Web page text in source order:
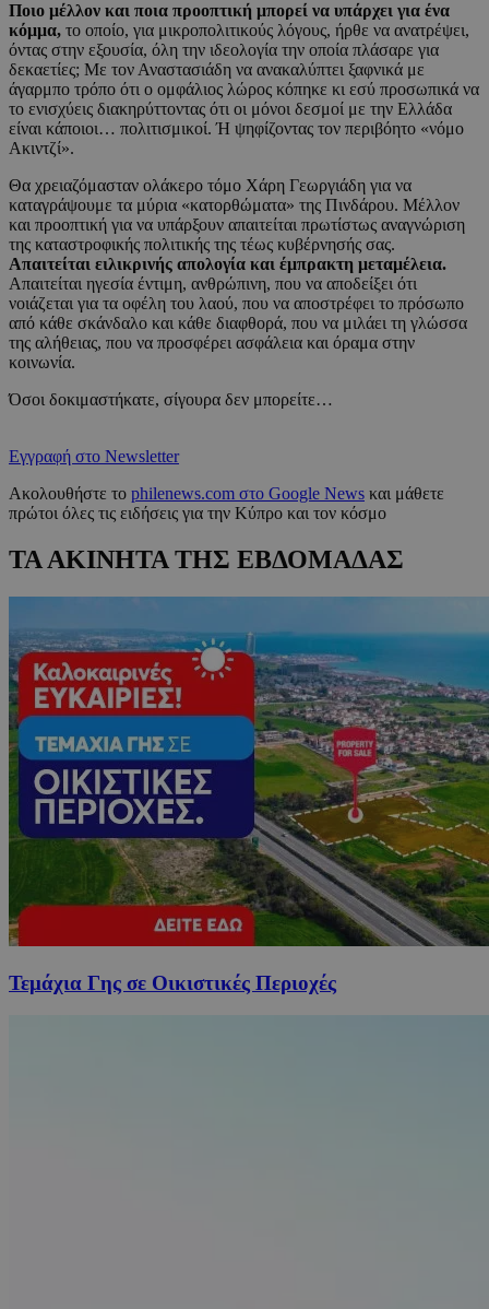
Ποιο μέλλον και ποια προοπτική μπορεί να υπάρχει για ένα
κόμμα, το οποίο, για μικροπολιτικούς λόγους, ήρθε να ανατρέψει,
όντας στην εξουσία, όλη την ιδεολογία την οποία πλάσαρε για
δεκαετίες; Με τον Αναστασιάδη να ανακαλύπτει ξαφνικά με
άγαρμπο τρόπο ότι ο ομφάλιος λώρος κόπηκε κι εσύ προσωπικά να
το ενισχύεις διακηρύττοντας ότι οι μόνοι δεσμοί με την Ελλάδα
είναι κάποιοι… πολιτισμικοί. Ή ψηφίζοντας τον περιβόητο «νόμο
Ακιντζί».
Θα χρειαζόμασταν ολάκερο τόμο Χάρη Γεωργιάδη για να
καταγράψουμε τα μύρια «κατορθώματα» της Πινδάρου. Μέλλον
και προοπτική για να υπάρξουν απαιτείται πρωτίστως αναγνώριση
της καταστροφικής πολιτικής της τέως κυβέρνησής σας.
Απαιτείται ειλικρινής απολογία και έμπρακτη μεταμέλεια.
Απαιτείται ηγεσία έντιμη, ανθρώπινη, που να αποδείξει ότι
νοιάζεται για τα οφέλη του λαού, που να αποστρέφει το πρόσωπο
από κάθε σκάνδαλο και κάθε διαφθορά, που να μιλάει τη γλώσσα
της αλήθειας, που να προσφέρει ασφάλεια και όραμα στην
κοινωνία.
Όσοι δοκιμαστήκατε, σίγουρα δεν μπορείτε…
Εγγραφή στο Newsletter
Ακολουθήστε το philenews.com στο Google News και μάθετε
πρώτοι όλες τις ειδήσεις για την Κύπρο και τον κόσμο
ΤΑ ΑΚΙΝΗΤΑ ΤΗΣ ΕΒΔΟΜΑΔΑΣ
Τεμάχια Γης σε Οικιστικές Περιοχές